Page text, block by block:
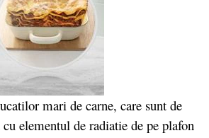
mari de carne, care sunt de
elementul de radiatie de pe plafon